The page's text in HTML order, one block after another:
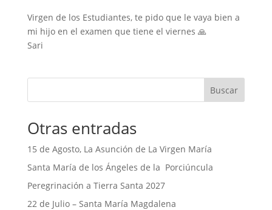
Virgen de los Estudiantes, te pido que le vaya bien a
mi hijo en el examen que tiene el viernes 🙏
Sari
Buscar
Otras entradas
15 de Agosto, La Asunción de La Virgen María
Santa María de los Ángeles de la Porciúncula
Peregrinación a Tierra Santa 2027
22 de Julio – Santa María Magdalena